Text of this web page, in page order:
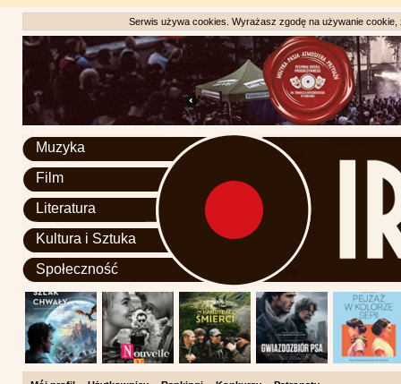
Serwis używa cookies. Wyrażasz zgodę na używanie
Muzyka
Film
Literatura
Kultura i Sztuka
Społeczność